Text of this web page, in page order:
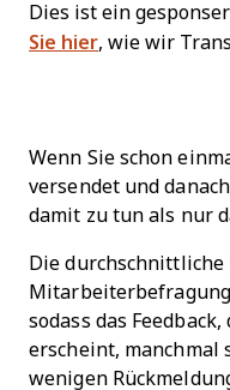
Dies ist ein
Sie hier, wie wir
Wenn Sie schon
versendet und
damit zu tun als nur
Die
sodass das
erscheint, manchmal
wenigen